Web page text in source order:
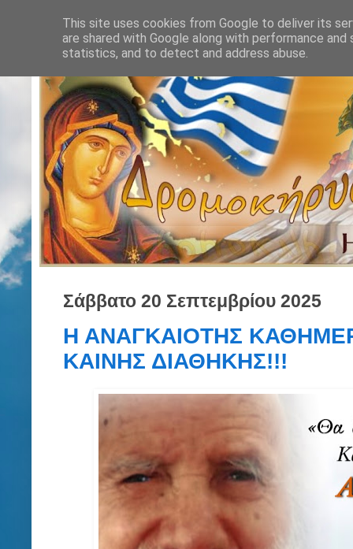
Σάββατο 20 Σεπτεμβρίου 2025
Η ΑΝΑΓΚΑΙΟΤΗΣ
ΚΑΙΝΗΣ ΔΙΑΘΗΚΗΣ!!!
This site uses cookies from Google to deliver its
are shared with Google along with performance
statistics, and to detect and address abuse.